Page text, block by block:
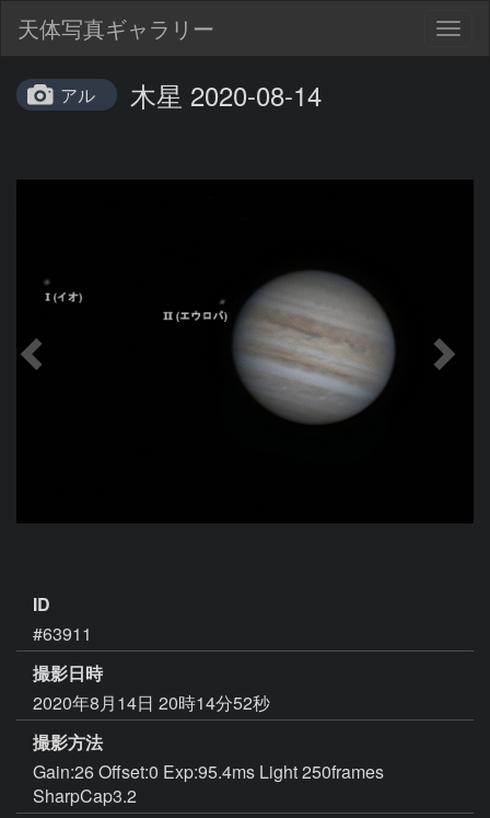
天体写真ギャラリー
アル 木星 2020-08-14
ID
#63911
撮影日時
2020年8月14日 20時14分52秒
撮影方法
Gain:26 Offset:0 Exp:95.4ms Light 250frames
SharpCap3.2